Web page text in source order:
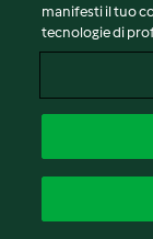
manifesti il tuo
tecnologie di